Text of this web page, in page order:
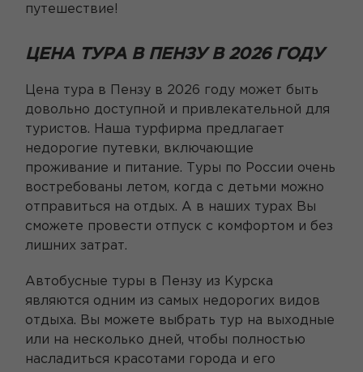
путешествие!
ЦЕНА ТУРА В ПЕНЗУ В 2026 ГОДУ
Цена тура в Пензу в 2026 году может быть
довольно доступной и привлекательной для
туристов. Наша турфирма предлагает
недорогие путевки, включающие
проживание и питание. Туры по России очень
востребованы летом, когда с детьми можно
отправиться на отдых. А в наших турах Вы
сможете провести отпуск с комфортом и без
лишних затрат.
Автобусные туры в Пензу из Курска
являются одним из самых недорогих видов
отдыха. Вы можете выбрать тур на выходные
или на несколько дней, чтобы полностью
насладиться красотами города и его